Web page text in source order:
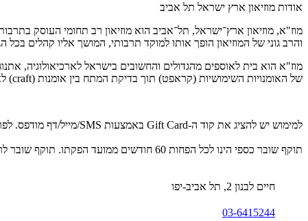
אודות מוזיאון ארץ ישראל תל אביב
מוז"א, מוזיאון ארץ־ישראל, תל־אביב הוא מוזיאון רב תחומי העוסק
והרב גוני של המוזיאון הופך אותו למוקד תרבותי, המושך אליו קהלים בכל
מוז"א הוא בית לאוספים מהגדולים והחשובים בישראל לארכיאולוגיה,
של האומנויות השימושיות (קראפט) תוך בדיקת המתח בין אומנות (craft) לאומנות. (art) ככזה, הוא מנסח באופן מתמשך שיח המנציח את הקשר ההדוק המתקיים בין חומר ורוח בתרבות האנושית מאז ומתמיד.
למימוש יש להציג את קוד ה-Gift Card באמצעות SMS/מייל/דף מודפס. לפרטים נוספים: 03-6415244.
תוקף שובר כספי הינו לכל הפחות 60 חודשים ממועד הפקתו. תוקף שובר לרכישת מוצר או שירות מסויים יהיה לכל הפחות 24 חודשים ממועד הפקתו
חיים לבנון 2, תל אביב-יפו
03-6415244